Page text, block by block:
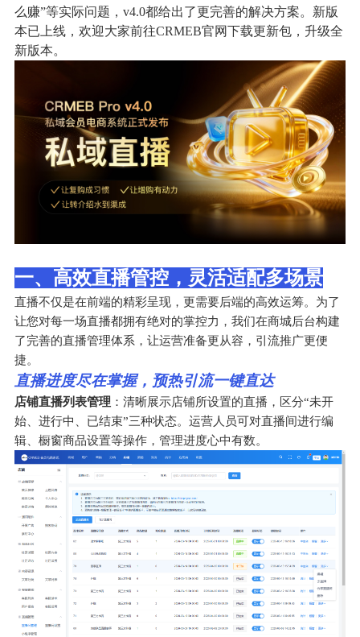
么赚”等实际问题，v4.0都给出了更完善的解决方案。新版
本已上线，欢迎大家前往CRMEB官网下载更新包，升级全
新版本。
一、高效直播管控，灵活适配多场景
直播不仅是在前端的精彩呈现，更需要后端的高效运筹。为了
让您对每一场直播都拥有绝对的掌控力，我们在商城后台构建
了完善的直播管理体系，让运营准备更从容，引流推广更便
捷。
直播进度尽在掌握，预热引流一键直达
店铺直播列表管理：清晰展示店铺所设置的直播，区分“未开
始、进行中、已结束”三种状态。运营人员可对直播间进行编
辑、橱窗商品设置等操作，管理进度心中有数。